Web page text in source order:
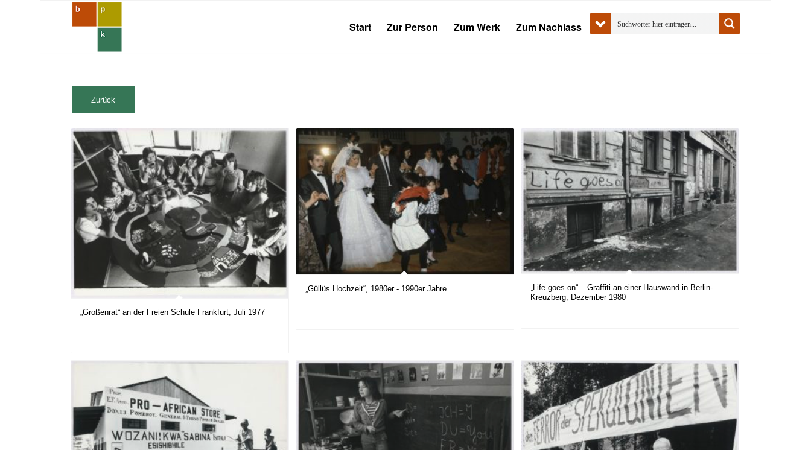
Start Zur Person Zum Werk Zum Nachlass
„Großenrat“ an der Freien Schule Frankfurt, Juli 1977
„Güllüs Hochzeit“, 1980er - 1990er Jahre
„Life goes on“ – Graffiti an einer Hauswand in Berlin-
Kreuzberg, Dezember 1980